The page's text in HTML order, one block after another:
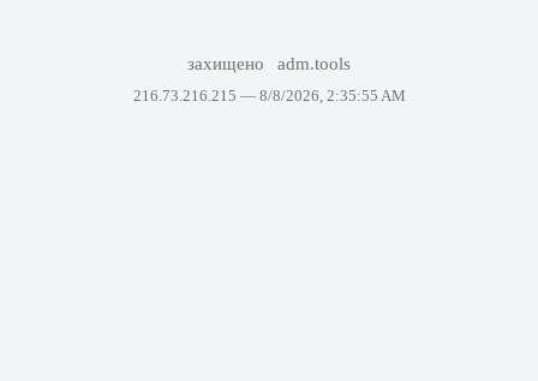
захищено adm.tools
216.73.216.215 — 8/8/2026, 2:35:55 AM